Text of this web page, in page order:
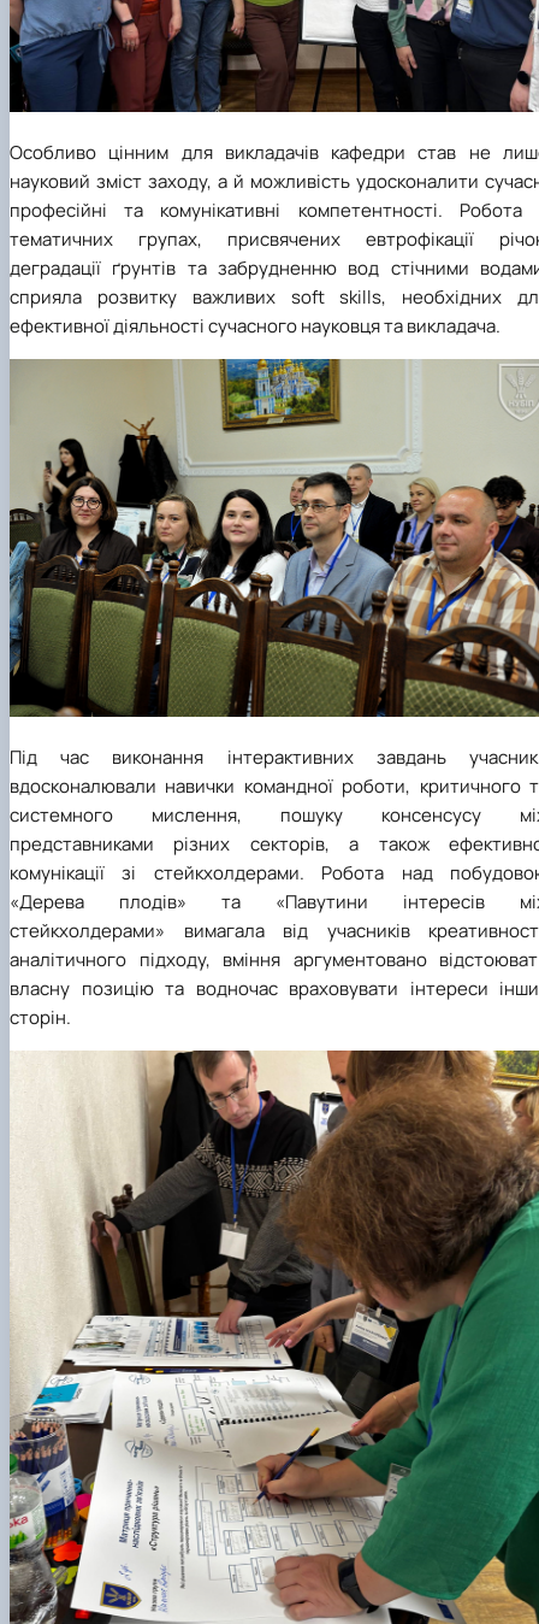
Особливо цінним для викладачів кафедри став не
науковий зміст заходу, а й можливість удосконалити
професійні та комунікативні компетентності. Робота
тематичних групах, присвячених евтрофікації
деградації ґрунтів та забрудненню вод стічними
сприяла розвитку важливих soft skills, необхідних
ефективної діяльності сучасного науковця та викладача.
Під час виконання інтерактивних завдань
вдосконалювали навички командної роботи, критичного
системного мислення, пошуку консенсусу
представниками різних секторів, а також
комунікації зі стейкхолдерами. Робота над
«Дерева плодів» та «Павутини інтересів
стейкхолдерами» вимагала від учасників
аналітичного підходу, вміння аргументовано
власну позицію та водночас враховувати інтереси
сторін.